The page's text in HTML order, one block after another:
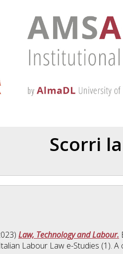
Scorri
Law, Technology and Labour.
Labour Law e-Studies (1). A